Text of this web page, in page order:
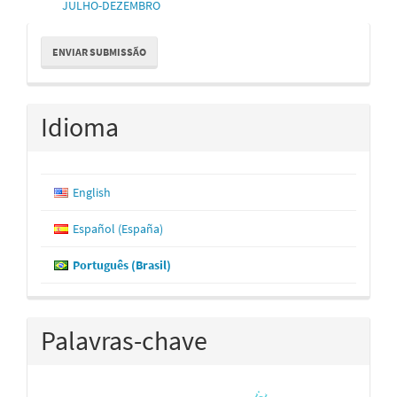
JULHO-DEZEMBRO
Enviar
Submissão
ENVIAR SUBMISSÃO
Idioma
English
Español (España)
Português (Brasil)
Palavras-chave